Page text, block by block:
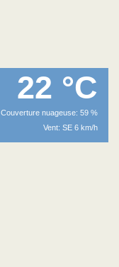
22 °C
Couverture nuageuse: 59 %
Vent: SE 6 km/h